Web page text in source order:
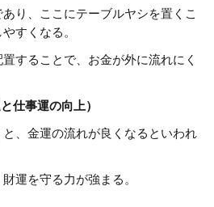
り、ここにテーブルヤシを置くこ
すくなる。
することで、お金が外に流れにく
仕事運の向上）
、金運の流れが良くなるといわれ
運を守る力が強まる。